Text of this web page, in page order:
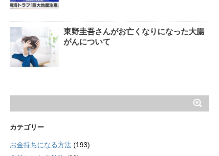
東野圭吾さんがお亡くなりになった大腸
がんについて
カテゴリー
お金持ちになる方法 (193)